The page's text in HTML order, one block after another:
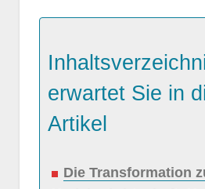
erwartet Sie in
Artikel
Die Transformation